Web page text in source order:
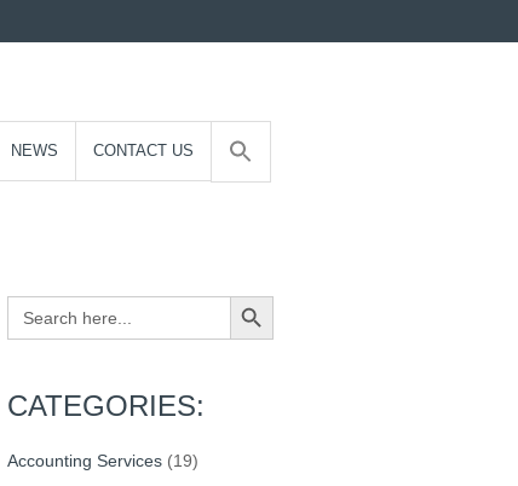
NEWS CONTACT US
Search
for:
Search Button
CATEGORIES:
Accounting Services (19)